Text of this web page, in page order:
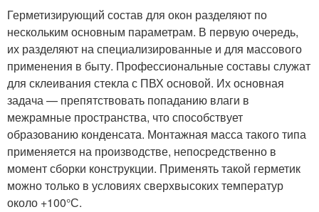
Герметизирующий состав для окон разделяют по
нескольким основным параметрам. В первую очередь,
их разделяют на специализированные и для массового
применения в быту. Профессиональные составы служат
для склеивания стекла с ПВХ основой. Их основная
задача — препятствовать попаданию влаги в
межрамные пространства, что способствует
образованию конденсата. Монтажная масса такого типа
применяется на производстве, непосредственно в
момент сборки конструкции. Применять такой герметик
можно только в условиях сверхвысоких температур
около +100°С.